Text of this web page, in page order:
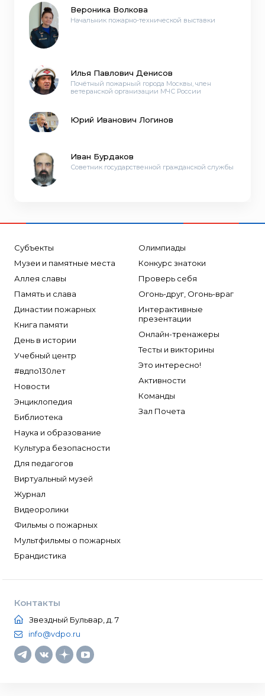
Вероника Волкова
Начальник пожарно-технической выставки
Илья Павлович Денисов
Почётный пожарный города Москвы, член
ветеранской организации МЧС России
Юрий Иванович Логинов
Иван Бурдаков
Советник государственной гражданской службы
Субъекты
Музеи и памятные места
Аллея славы
Память и слава
Династии пожарных
Книга памяти
День в истории
Учебный центр
#вдпо130лет
Новости
Энциклопедия
Библиотека
Наука и образование
Культура безопасности
Для педагогов
Виртуальный музей
Журнал
Видеоролики
Фильмы о пожарных
Мультфильмы о пожарных
Брандистика
Олимпиады
Конкурс знатоки
Проверь себя
Огонь-друг, Огонь-враг
Интерактивные
презентации
Онлайн-тренажеры
Тесты и викторины
Это интересно!
Активности
Команды
Зал Почета
Контакты
Звездный Бульвар, д. 7
info@vdpo.ru